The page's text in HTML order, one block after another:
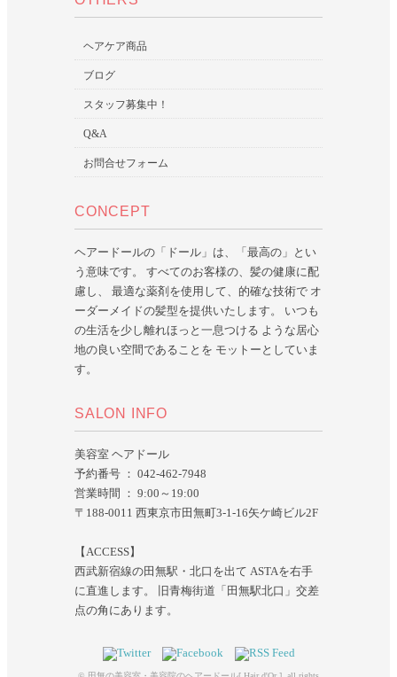
ヘアケア商品
ブログ
スタッフ募集中！
Q&A
お問合せフォーム
CONCEPT
ヘアードールの「ドール」は、「最高の」とい
う意味です。 すべてのお客様の、髪の健康に配
慮し、 最適な薬剤を使用して、的確な技術で オ
ーダーメイドの髪型を提供いたします。 いつも
の生活を少し離れほっと一息つける ような居心
地の良い空間であることを モットーとしていま
す。
SALON INFO
美容室 ヘアドール
予約番号 ： 042-462-7948
営業時間 ： 9:00～19:00
〒188-0011 西東京市田無町3-1-16矢ケ崎ビル2F
【ACCESS】
西武新宿線の田無駅・北口を出て ASTAを右手
に直進します。 旧青梅街道「田無駅北口」交差
点の角にあります。